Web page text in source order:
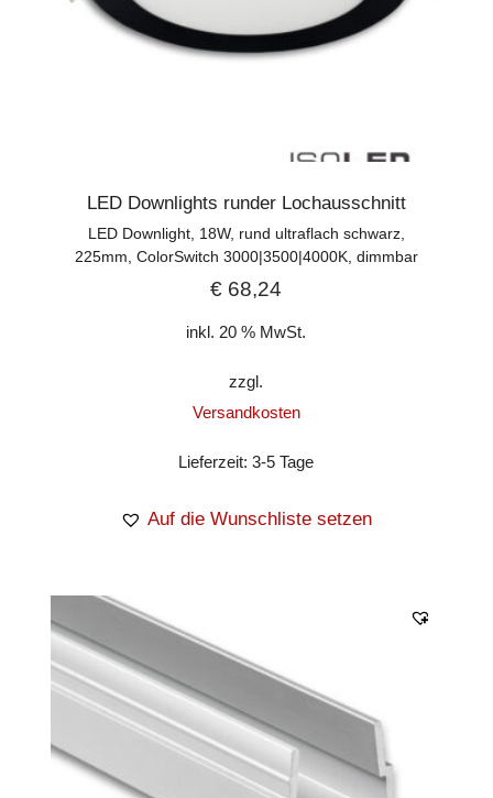
LED Downlights runder Lochausschnitt
LED Downlight, 18W, rund ultraflach schwarz,
225mm, ColorSwitch 3000|3500|4000K, dimmbar
€ 68,24
inkl. 20 % MwSt.
zzgl.
Versandkosten
Lieferzeit:3-5 Tage
Auf die Wunschliste setzen